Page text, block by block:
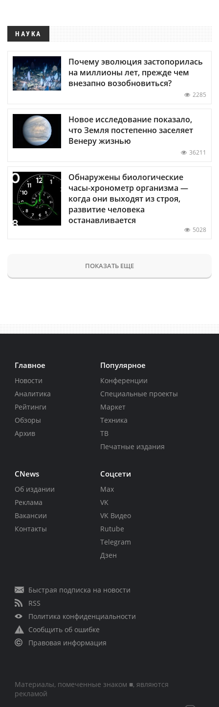
НАУКА
Почему эволюция застопорилась
на миллионы лет, прежде чем
внезапно возобновиться?
2285
Новое исследование показало,
что Земля постепенно заселяет
Венеру жизнью
36211
Обнаружены биологические
часы-хронометр организма —
когда они выходят из строя,
развитие человека
останавливается
5028
ПОКАЗАТЬ ЕЩЕ
Главное
Новости
Аналитика
Рейтинги
Обзоры
Архив
Популярное
Конференции
Специальные проекты
Маркет
Техника
ТВ
Печатные издания
CNews
Об издании
Реклама
Вакансии
Контакты
Соцсети
Max
VK
VK Видео
Rutube
Telegram
Дзен
Быстрая подписка на новости
RSS
Политика конфиденциальности
Сообщить об ошибке
Правовая информация
Материалы, помеченные знаком ■, являются
рекламой